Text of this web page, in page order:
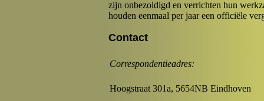
zijn onbezoldigd en verrichten hun
houden eenmaal per jaar een officiële
Contact
Correspondentieadres:
Hoogstraat 301a, 5654NB Eindhoven